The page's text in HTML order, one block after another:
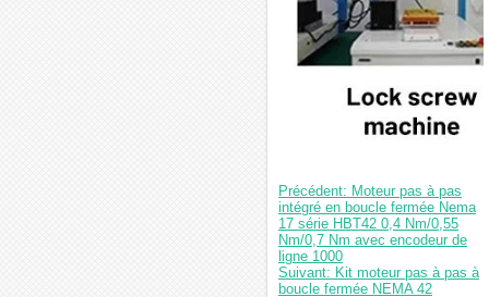
Précédent: Moteur pas à pas
intégré en boucle fermée Nema
17 série HBT42 0,4 Nm/0,55
Nm/0,7 Nm avec encodeur de
ligne 1000
Suivant: Kit moteur pas à pas à
boucle fermée NEMA 42